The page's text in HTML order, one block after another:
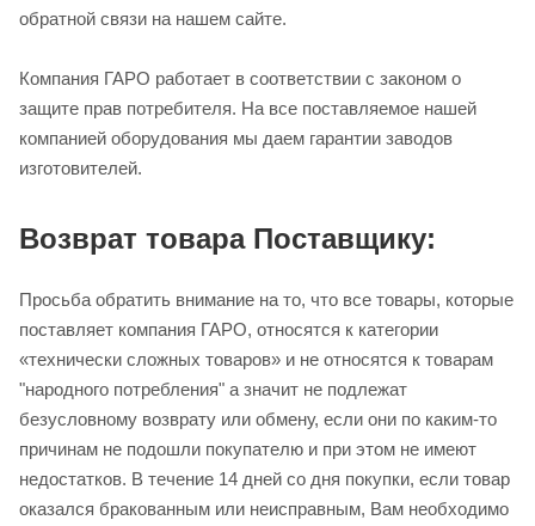
обратной связи на нашем сайте.
Компания ГАРО работает в соответствии с законом о
защите прав потребителя. На все поставляемое нашей
компанией оборудования мы даем гарантии заводов
изготовителей.
Возврат товара Поставщику:
Просьба обратить внимание на то, что все товары, которые
поставляет компания ГАРО, относятся к категории
«технически сложных товаров» и не относятся к товарам
"народного потребления" а значит не подлежат
безусловному возврату или обмену, если они по каким-то
причинам не подошли покупателю и при этом не имеют
недостатков. В течение 14 дней со дня покупки, если товар
оказался бракованным или неисправным, Вам необходимо